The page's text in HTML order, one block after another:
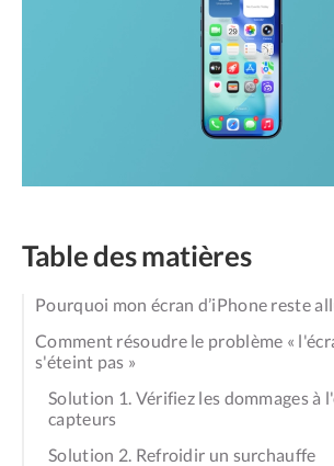
Table des matières
Pourquoi mon écran d’iPhone reste
Comment résoudre le problème «
s'éteint pas »
Solution 1. Vérifiez les dommages à
capteurs
Solution 2. Refroidir un surchauffe